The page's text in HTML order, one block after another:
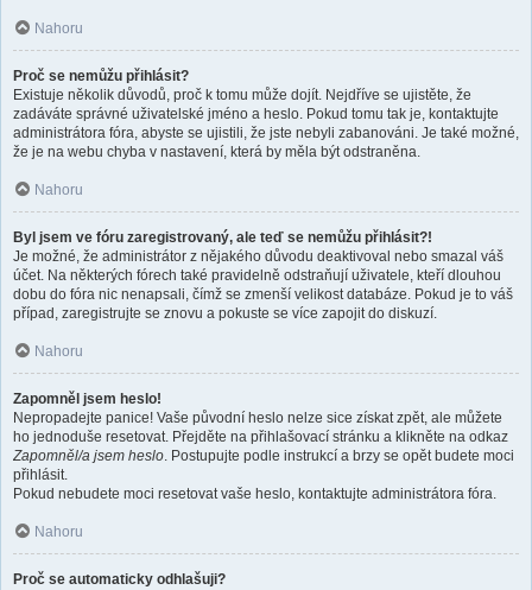
Nahoru
Proč se nemůžu přihlásit?
Existuje několik důvodů, proč k tomu může dojít. Nejdříve se ujistěte, že
zadáváte správné uživatelské jméno a heslo. Pokud tomu tak je, kontaktujte
administrátora fóra, abyste se ujistili, že jste nebyli zabanováni. Je také možné,
že je na webu chyba v nastavení, která by měla být odstraněna.
Nahoru
Byl jsem ve fóru zaregistrovaný, ale teď se nemůžu přihlásit?!
Je možné, že administrátor z nějakého důvodu deaktivoval nebo smazal váš
účet. Na některých fórech také pravidelně odstraňují uživatele, kteří dlouhou
dobu do fóra nic nenapsali, čímž se zmenší velikost databáze. Pokud je to váš
případ, zaregistrujte se znovu a pokuste se více zapojit do diskuzí.
Nahoru
Zapomněl jsem heslo!
Nepropadejte panice! Vaše původní heslo nelze sice získat zpět, ale můžete
ho jednoduše resetovat. Přejděte na přihlašovací stránku a klikněte na odkaz
Zapomněl/a jsem heslo . Postupujte podle instrukcí a brzy se opět budete moci
přihlásit.
Pokud nebudete moci resetovat vaše heslo, kontaktujte administrátora fóra.
Nahoru
Proč se automaticky odhlašuji?